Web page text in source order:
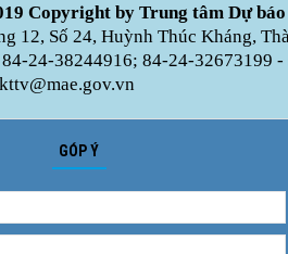
Copyright by Trung tâm Dự
12, Số 24, Huỳnh Thúc Kháng,
24-38244916; 84-24-32673199 -
GÓP Ý